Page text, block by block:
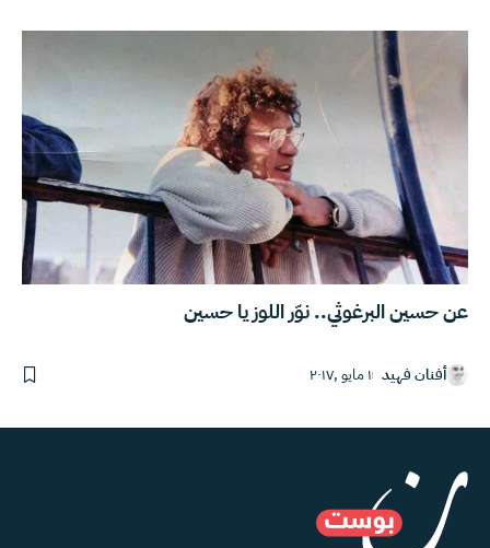
عن حسين البرغوثي.. نوّر اللوز يا حسين
أفنان فهيد ١ مايو ,٢٠١٧